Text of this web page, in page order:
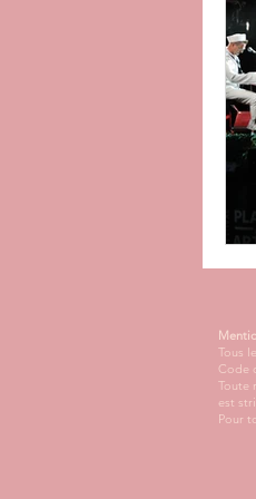
Tous
Code
Toute
est
Pour